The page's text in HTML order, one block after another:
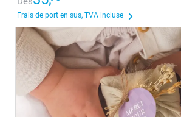
Frais de port en sus, TVA incluse